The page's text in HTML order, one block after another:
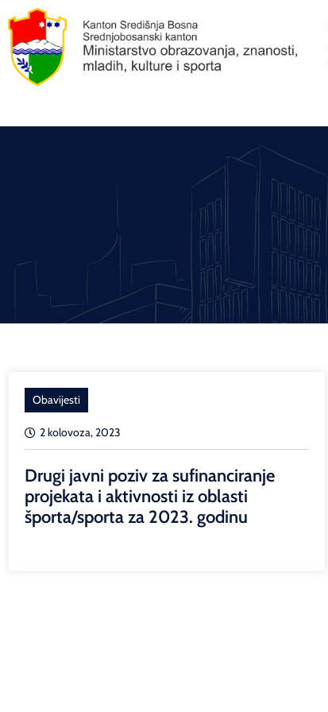
Obavijesti
2 kolovoza, 2023
Drugi javni poziv za sufinanciranje
projekata i aktivnosti iz oblasti
športa/sporta za 2023. godinu